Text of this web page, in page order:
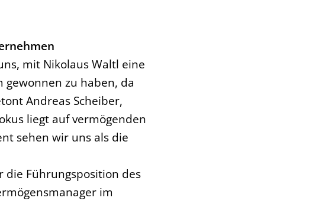
mit Nikolaus Waltl eine
zu haben, da
Andreas Scheiber,
liegt auf vermögenden
sehen wir uns als die
die Führungsposition des
im